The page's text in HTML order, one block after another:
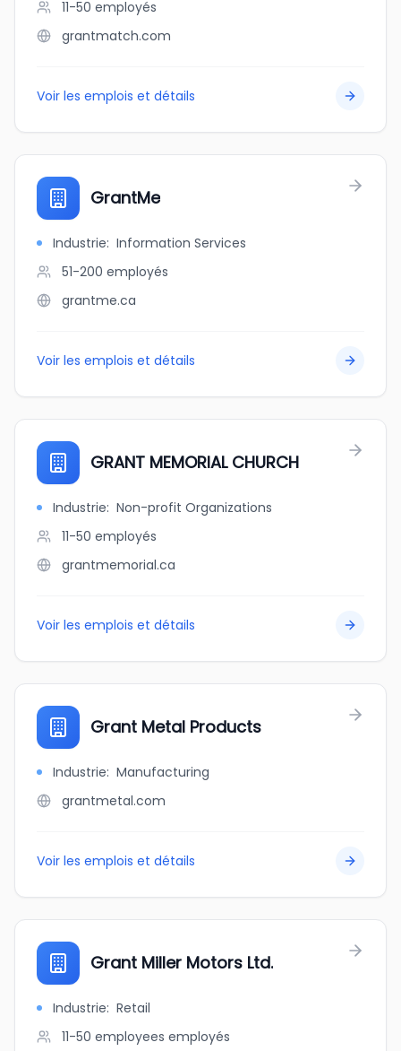
11-50 employés
grantmatch.com
Voir les emplois et détails
GrantMe
Industrie: Information Services
51-200 employés
grantme.ca
Voir les emplois et détails
GRANT MEMORIAL CHURCH
Industrie: Non-profit Organizations
11-50 employés
grantmemorial.ca
Voir les emplois et détails
Grant Metal Products
Industrie: Manufacturing
grantmetal.com
Voir les emplois et détails
Grant Miller Motors Ltd.
Industrie: Retail
11-50 employees employés